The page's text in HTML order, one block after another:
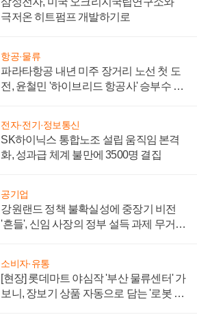
극저온 히트펌프 개발하기로
항공·물류
파라타항공 내년 미주 장거리 노선 첫 도
전, 윤철민 '하이브리드 항공사' 승부수 통
전자·전기·정보통신
SK하이닉스 통합노조 설립 움직임 본격
화, 성과급 체계 불만에 3500명 결집
공기업
강원랜드 정책 불확실성에 중장기 비전
'흔들', 신임 사장의 정부 설득 과제 무거워
소비자·유통
[현장] 롯데마트 야심작 '부산 물류센터' 가
보니, 장보기 상품 자동으로 담는 '로봇 40